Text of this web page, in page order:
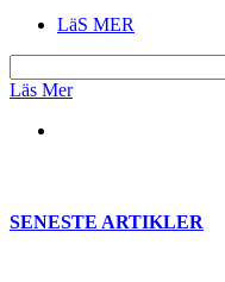
LäS MER
Läs Mer
SENESTE ARTIKLER